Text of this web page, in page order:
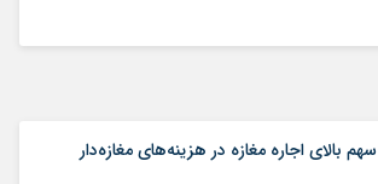
سهم بالای اجاره‌‌ مغازه در هزینه‌‌های مغازه‌‌دار